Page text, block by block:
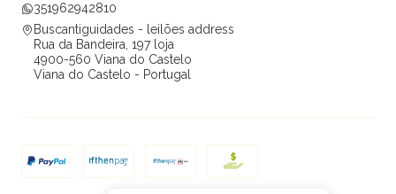
351962942810
Buscantiguidades - leilões address
Rua da Bandeira, 197 loja
4900-560 Viana do Castelo
Viana do Castelo - Portugal